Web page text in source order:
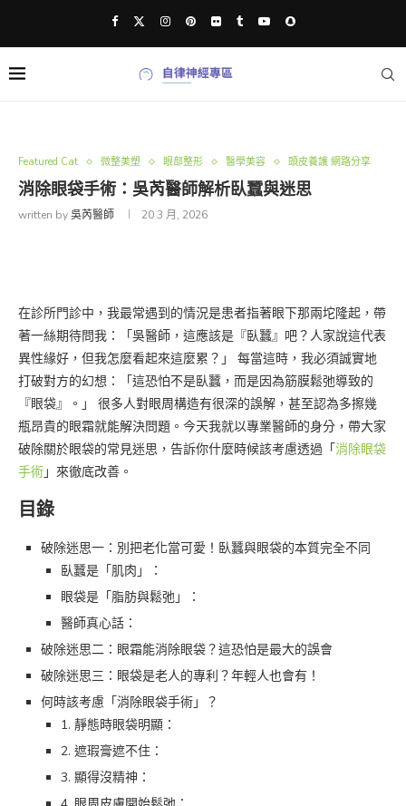
Featured Cat 微整美塑 眼部整形 醫學美容 頭皮養護 網路分享
消除眼袋手術：吳芮醫師解析臥蠶與迷思
written by吳芮醫師 20 3 月, 2026
在診所門診中，我最常遇到的情況是患者指著眼下那兩坨隆起，帶
著一絲期待問我：「吳醫師，這應該是『臥蠶』吧？人家說這代表
異性緣好，但我怎麼看起來這麼累？」 每當這時，我必須誠實地
打破對方的幻想：「這恐怕不是臥蠶，而是因為筋膜鬆弛導致的
『眼袋』。」 很多人對眼周構造有很深的誤解，甚至認為多擦幾
瓶昂貴的眼霜就能解決問題。今天我就以專業醫師的身分，帶大家
破除關於眼袋的常見迷思，告訴你什麼時候該考慮透過「消除眼袋
手術」來徹底改善。
目錄
破除迷思一：別把老化當可愛！臥蠶與眼袋的本質完全不同
臥蠶是「肌肉」：
眼袋是「脂肪與鬆弛」：
醫師真心話：
破除迷思二：眼霜能消除眼袋？這恐怕是最大的誤會
破除迷思三：眼袋是老人的專利？年輕人也會有！
何時該考慮「消除眼袋手術」？
1. 靜態時眼袋明顯：
2. 遮瑕膏遮不住：
3. 顯得沒精神：